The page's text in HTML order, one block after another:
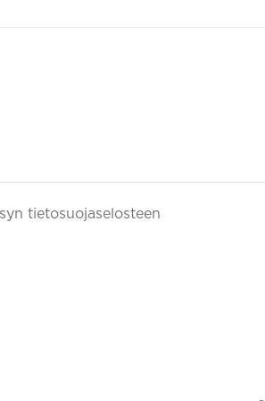
tietosuojaselosteen